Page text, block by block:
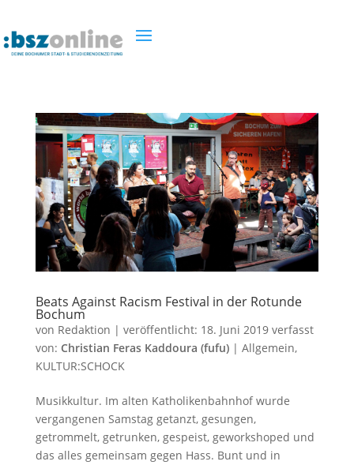
Beats Against Racism Festival in der Rotunde
Bochum
von Redaktion | veröffentlicht: 18. Juni 2019verfasst
von: Christian Feras Kaddoura (fufu)| Allgemein,
KULTUR:SCHOCK
Musikkultur. Im alten Katholikenbahnhof wurde
vergangenen Samstag getanzt, gesungen,
getrommelt, getrunken, gespeist, geworkshoped und
das alles gemeinsam gegen Hass. Bunt und in